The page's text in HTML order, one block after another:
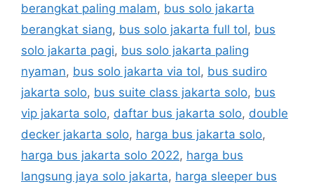
berangkat paling malam, bus solo jakarta
berangkat siang, bus solo jakarta full tol, bus
solo jakarta pagi, bus solo jakarta paling
nyaman, bus solo jakarta via tol, bus sudiro
jakarta solo, bus suite class jakarta solo, bus
vip jakarta solo, daftar bus jakarta solo, double
decker jakarta solo, harga bus jakarta solo,
harga bus jakarta solo 2022, harga bus
langsung jaya solo jakarta, harga sleeper bus